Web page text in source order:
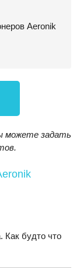
Aeronik
можете задать
будто что